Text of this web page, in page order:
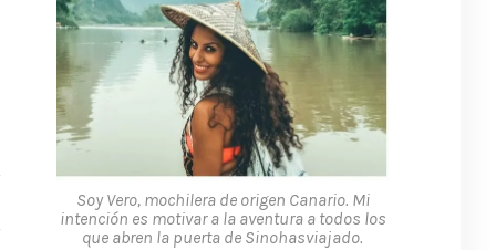
Soy Vero, mochilera de origen Canario. Mi
intención es motivar a la aventura a todos los
que abren la puerta de Sinohasviajado.